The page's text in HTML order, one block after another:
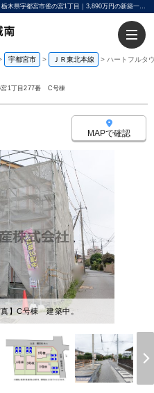
ハートフルタウン宇都宮市雀の宮1丁目277番 C号棟 栃木県宇都宮市雀の宮1丁目｜3,890万円の新築一戸建て｜宇都宮不動産小山城南店
宇都宮市 > ＪＲ東北本線 > ハートフルタ
宮1丁目277番 C号棟
MAPで確認
】C号棟 建築中。